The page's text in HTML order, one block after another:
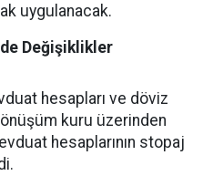
uygulanacak.
Değişiklikler
hesapları ve döviz
kuru üzerinden
hesaplarının stopaj